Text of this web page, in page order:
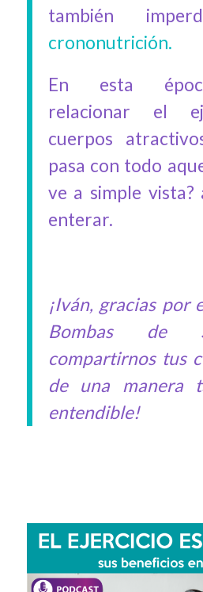
también
crononutrición.
En esta
relacionar el
cuerpos
pasa con todo
ve a simple
enterar.
¡Iván, gracias por
Bombas de
compartirnos tus
de una manera
entendible!